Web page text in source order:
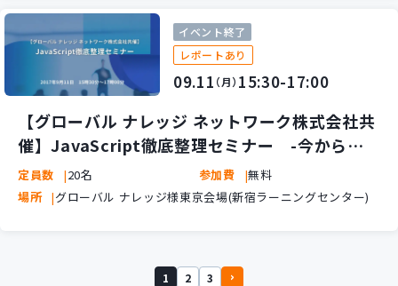
イベント終了
レポートあり
09.11 （月） 15:30-17:00
【グローバル ナレッジ ネットワーク株式会社共
催】JavaScript徹底整理セミナー -今から始
める人も、整理したい人も-
定員数 20名 参加費
無料
場所
グローバル ナレッジ様東京会場(新宿ラーニングセンター)
1 2 3